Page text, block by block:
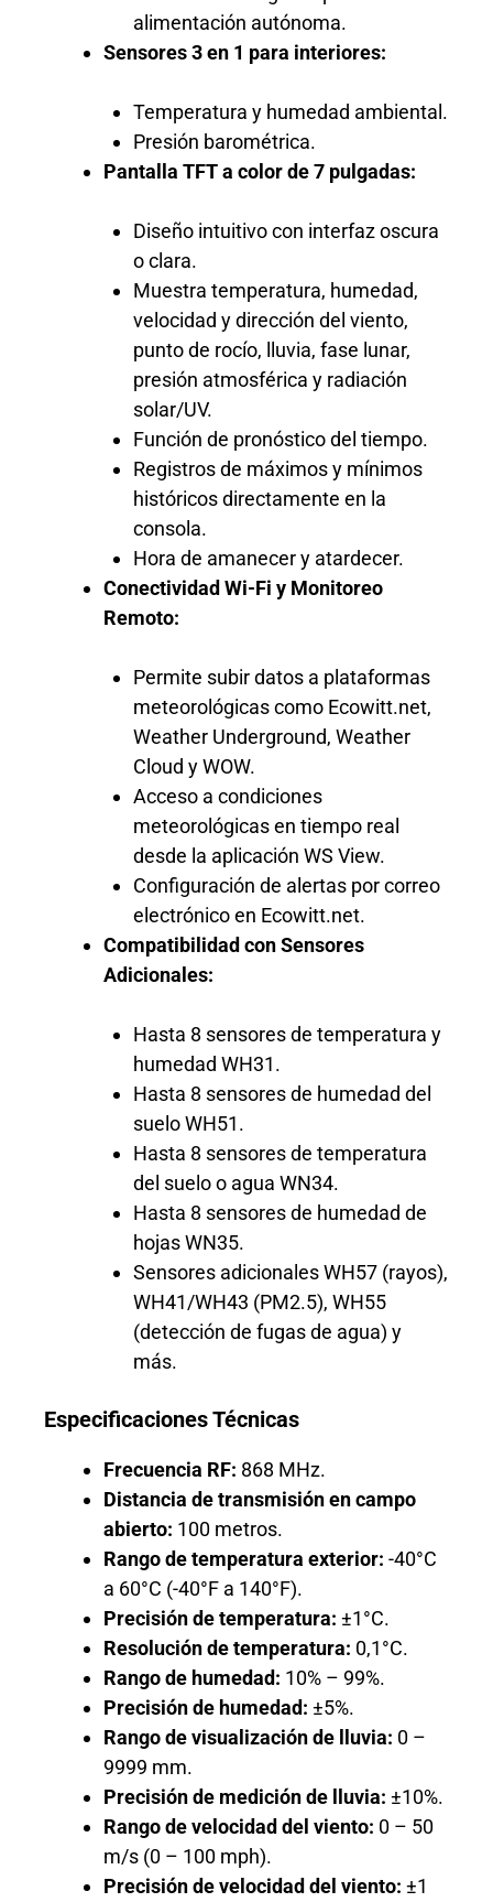
alimentación autónoma.
Sensores 3 en 1 para interiores:
Temperatura y humedad ambiental.
Presión barométrica.
Pantalla TFT a color de 7 pulgadas:
Diseño intuitivo con interfaz oscura
o clara.
Muestra temperatura, humedad,
velocidad y dirección del viento,
punto de rocío, lluvia, fase lunar,
presión atmosférica y radiación
solar/UV.
Función de pronóstico del tiempo.
Registros de máximos y mínimos
históricos directamente en la
consola.
Hora de amanecer y atardecer.
Conectividad Wi-Fi y Monitoreo
Remoto:
Permite subir datos a plataformas
meteorológicas como Ecowitt.net,
Weather Underground, Weather
Cloud y WOW.
Acceso a condiciones
meteorológicas en tiempo real
desde la aplicación WS View.
Configuración de alertas por correo
electrónico en Ecowitt.net.
Compatibilidad con Sensores
Adicionales:
Hasta 8 sensores de temperatura y
humedad WH31.
Hasta 8 sensores de humedad del
suelo WH51.
Hasta 8 sensores de temperatura
del suelo o agua WN34.
Hasta 8 sensores de humedad de
hojas WN35.
Sensores adicionales WH57 (rayos),
WH41/WH43 (PM2.5), WH55
(detección de fugas de agua) y
más.
Especificaciones Técnicas
Frecuencia RF: 868 MHz.
Distancia de transmisión en campo
abierto: 100 metros.
Rango de temperatura exterior: -40°C
a 60°C (-40°F a 140°F).
Precisión de temperatura: ±1°C.
Resolución de temperatura: 0,1°C.
Rango de humedad: 10% – 99%.
Precisión de humedad: ±5%.
Rango de visualización de lluvia: 0 –
9999 mm.
Precisión de medición de lluvia: ±10%.
Rango de velocidad del viento: 0 – 50
m/s (0 – 100 mph).
Precisión de velocidad del viento: ±1